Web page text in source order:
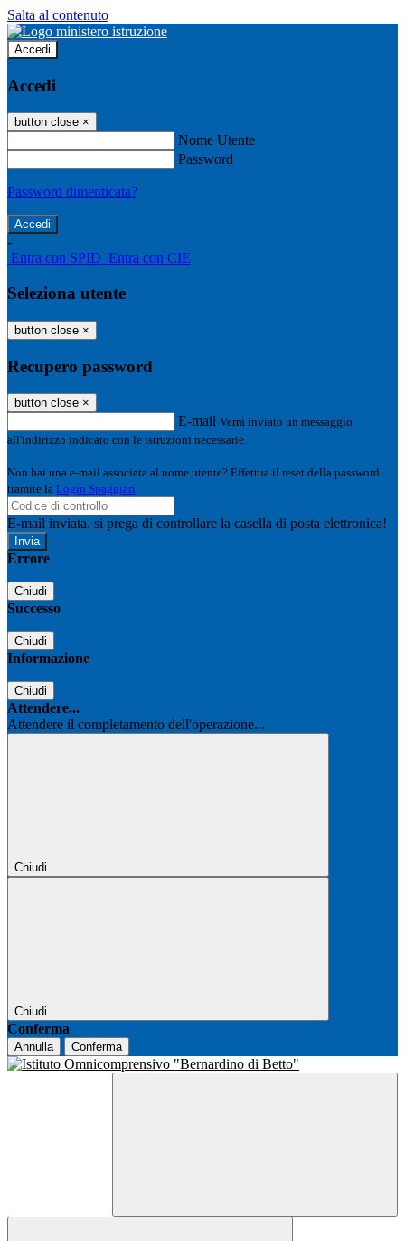
Salta al contenuto
Accedi
Accedi
button close ×
Nome Utente
Password
Password dimenticata?
-
Entra con SPID Entra con CIE
Seleziona utente
button close ×
Recupero password
button close ×
E-mail Verrà inviato un messaggio
all'indirizzo indicato con le istruzioni necessarie.
Non hai una e-mail associata al nome utente? Effettua il reset della password
tramite la Login Spaggiari
E-mail inviata, si prega di controllare la casella di posta elettronica!
Errore
Chiudi
Successo
Chiudi
Informazione
Chiudi
Attendere...
Attendere il completamento dell'operazione...
Chiudi
Chiudi
Conferma
Annulla Conferma